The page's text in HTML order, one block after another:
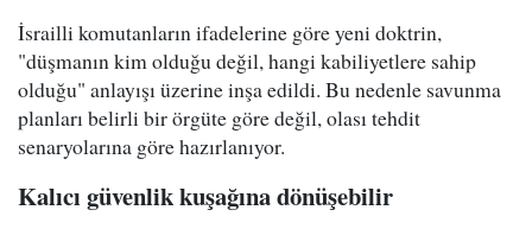
İsrailli komutanların ifadelerine göre yeni doktrin,
"düşmanın kim olduğu değil, hangi kabiliyetlere sahip
olduğu" anlayışı üzerine inşa edildi. Bu nedenle savunma
planları belirli bir örgüte göre değil, olası tehdit
senaryolarına göre hazırlanıyor.
Kalıcı güvenlik kuşağına dönüşebilir